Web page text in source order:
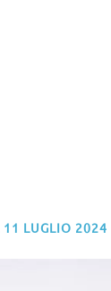
11 LUGLIO 2024